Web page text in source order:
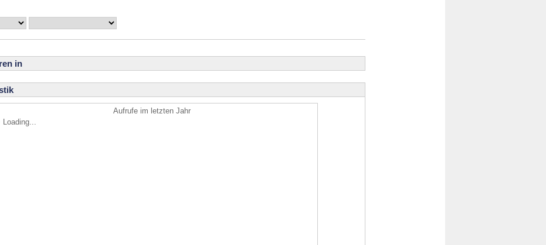
in
Aufrufe im letzten Jahr
Loading...